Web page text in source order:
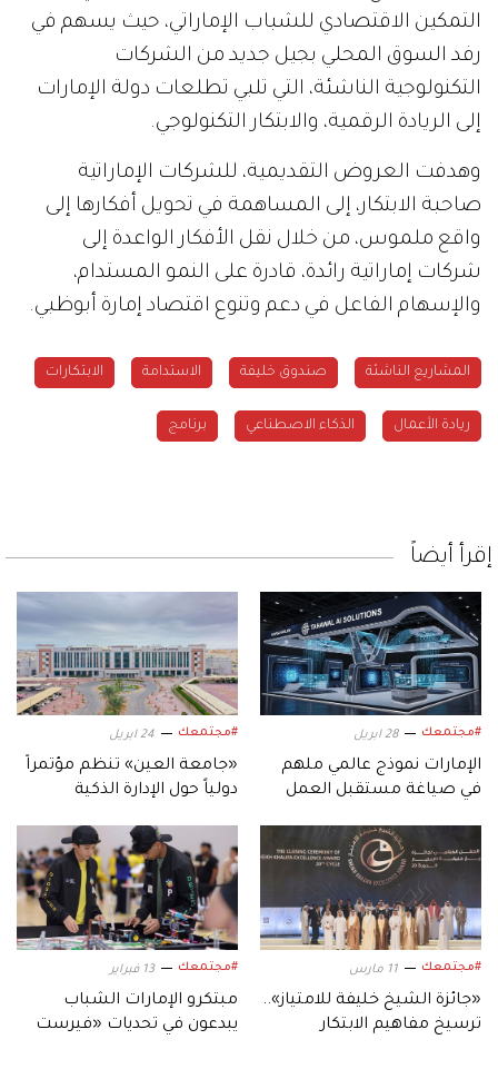
التمكين الاقتصادي للشباب الإماراتي، حيث يسهم في
رفد السوق المحلي بجيل جديد من الشركات
التكنولوجية الناشئة، التي تلبي تطلعات دولة الإمارات
إلى الريادة الرقمية، والابتكار التكنولوجي.
وهدفت العروض التقديمية، للشركات الإماراتية
صاحبة الابتكار، إلى المساهمة في تحويل أفكارها إلى
واقع ملموس، من خلال نقل الأفكار الواعدة إلى
شركات إماراتية رائدة، قادرة على النمو المستدام،
والإسهام الفاعل في دعم وتنوع اقتصاد إمارة أبوظبي.
المشاريع الناشئة صندوق خليفة الاستدامة الابتكارات
ريادة الأعمال الذكاء الاصطناعي برنامج
إقرأ أيضاً
#مجتمعك 28 ابريل
الإمارات نموذج عالمي ملهم
في صياغة مستقبل العمل
#مجتمعك 24 ابريل
«جامعة العين» تنظم مؤتمراً
دولياً حول الإدارة الذكية
المستدامة
#مجتمعك 11 مارس
«جائزة الشيخ خليفة للامتياز»..
ترسيخ مفاهيم الابتكار
#مجتمعك 13 فبراير
مبتكرو الإمارات الشباب
يبدعون في تحديات «فيرست